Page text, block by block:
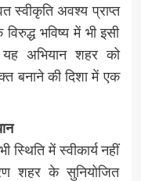
स्वीकृति अवश्य प्राप्त
भविष्य में भी इसी
यह अभियान शहर को
बनाने की दिशा में एक
स्थिति में स्वीकार्य नहीं
शहर के सुनियोजित